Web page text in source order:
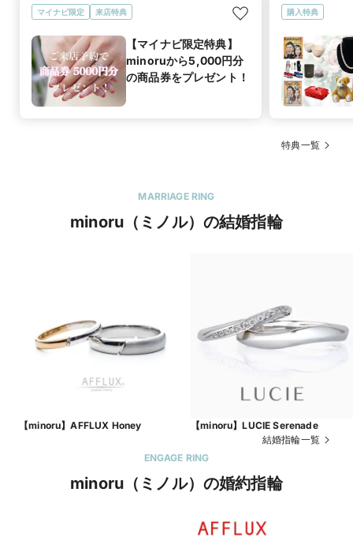
マイナビ限定 来店特典
【マイナビ限定特典】
minoruから5,000円分
の商品券をプレゼント！
購入特典
特典一覧
MARRIAGE RING
minoru（ミノル）の結婚指輪
【minoru】AFFLUX Honey
【minoru】LUCIE Serenade
結婚指輪一覧
ENGAGE RING
minoru（ミノル）の婚約指輪